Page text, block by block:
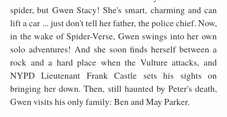
spider, but Gwen Stacy! She's smart, charming and can
lift a car ... just don't tell her father, the police chief. Now,
in the wake of Spider-Verse, Gwen swings into her own
solo adventures! And she soon finds herself between a
rock and a hard place when the Vulture attacks, and
NYPD Lieutenant Frank Castle sets his sights on
bringing her down. Then, still haunted by Peter's death,
Gwen visits his only family: Ben and May Parker.